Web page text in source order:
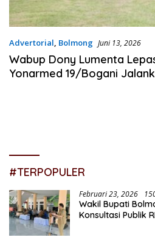
Advertorial, Bolmong Juni 13, 2026
Wabup Dony Lumenta
Yonarmed 19/Bogani
#TERPOPULER
Februari 23, 2026
Wakil Bupati
Konsultasi Publik